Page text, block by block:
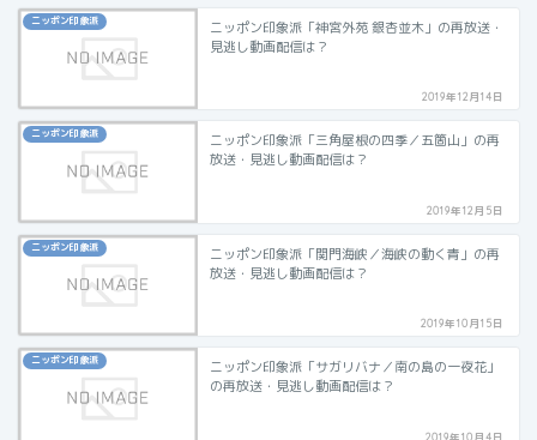
ニッポン印象派
ニッポン印象派「神宮外苑 銀杏並木」の再放送・
見逃し動画配信は？
2019年12月14日
ニッポン印象派
ニッポン印象派「三角屋根の四季／五箇山」の再
放送・見逃し動画配信は？
2019年12月5日
ニッポン印象派
ニッポン印象派「関門海峡／海峡の動く青」の再
放送・見逃し動画配信は？
2019年10月15日
ニッポン印象派
ニッポン印象派「サガリバナ／南の島の一夜花」
の再放送・見逃し動画配信は？
2019年10月4日